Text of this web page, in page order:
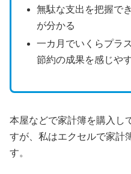
無駄な支出を把握で
が分かる
一カ月でいくらプラ
節約の成果を感じや
本屋などで家計簿を購入し
すが、私はエクセルで家計
す。